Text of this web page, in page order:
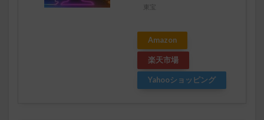
東宝
Amazon
楽天市場
Yahooショッピング